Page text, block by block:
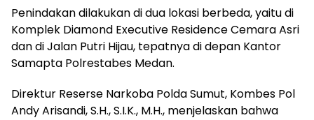
Penindakan dilakukan di dua lokasi berbeda, yaitu di
Komplek Diamond Executive Residence Cemara Asri
dan di Jalan Putri Hijau, tepatnya di depan Kantor
Samapta Polrestabes Medan.
Direktur Reserse Narkoba Polda Sumut, Kombes Pol
Andy Arisandi, S.H., S.I.K., M.H., menjelaskan bahwa